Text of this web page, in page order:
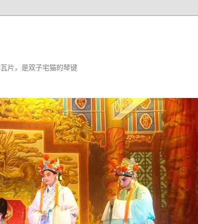
片，是双子宅猫的琴键